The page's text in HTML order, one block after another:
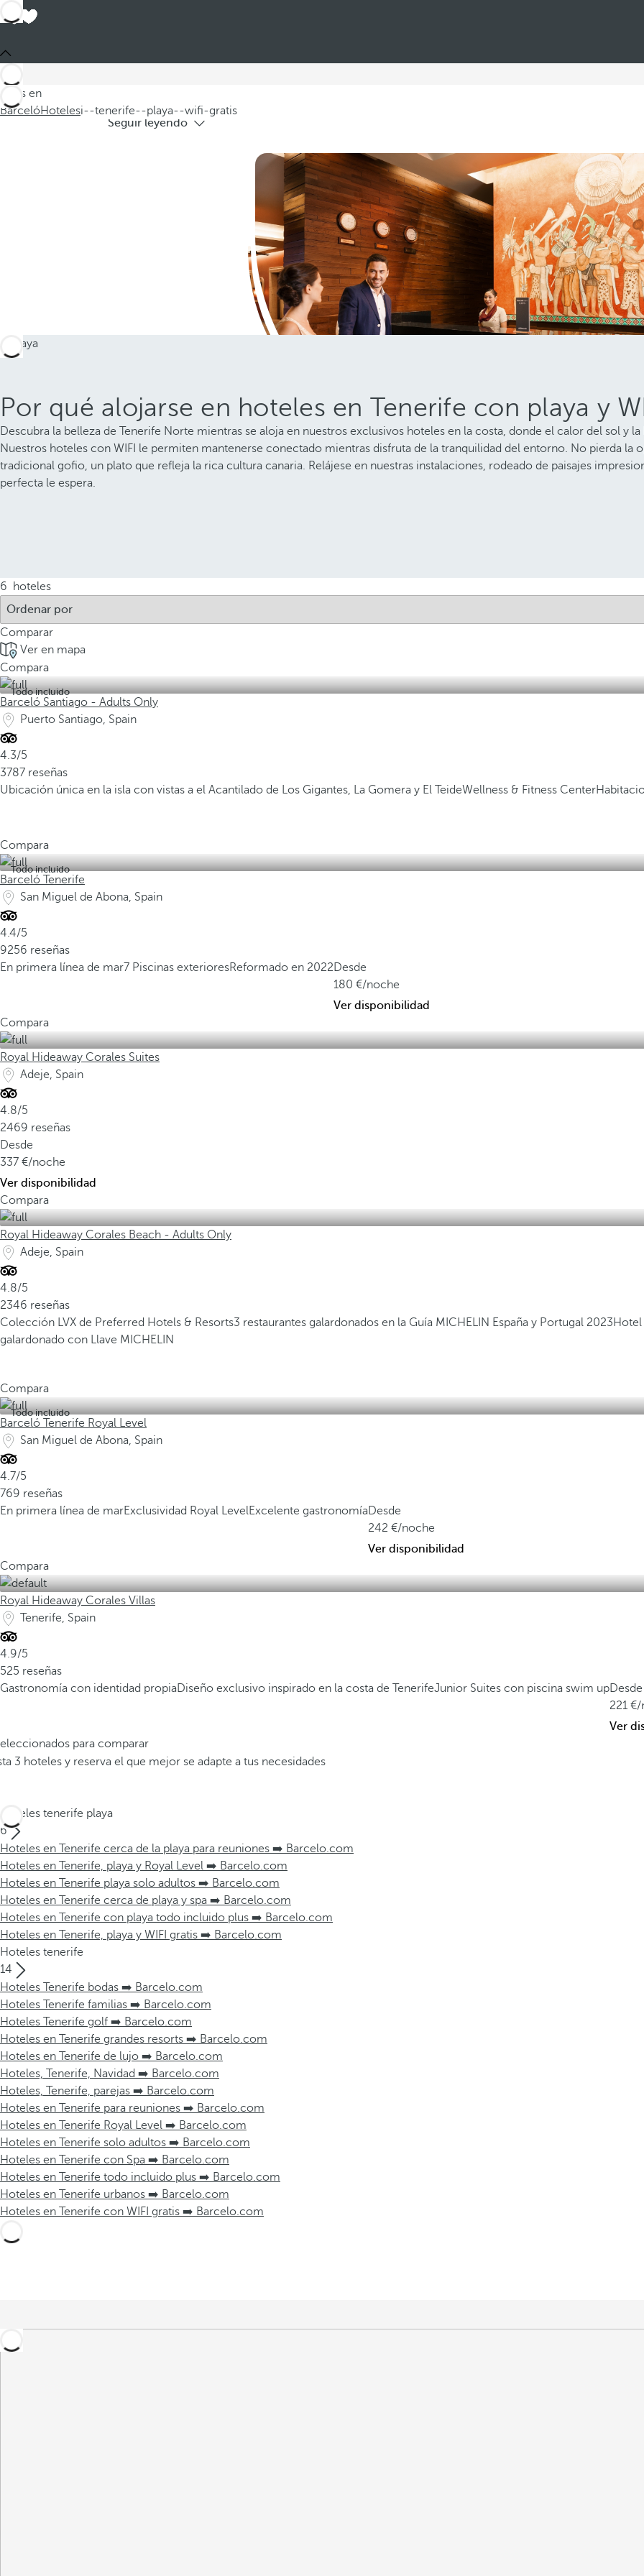
Estás en
BarcelóHotelesi--tenerife--playa--wifi-gratis
Hoteles en Tenerife, playa y
Seguir leyendo
Por qué alojarse en hoteles en Tenerife con playa y
Descubra la belleza de Tenerife Norte mientras se aloja en nuestros exclusivos hoteles en la costa, donde el calor del sol y
Nuestros hoteles con WIFI le permiten mantenerse conectado mientras disfruta de la tranquilidad del entorno. No pierda
tradicional gofio, un plato que refleja la rica cultura canaria. Relájese en nuestras instalaciones, rodeado de paisajes
perfecta le espera.
6 hoteles
Comparar
Ver en mapa
Compara
Todo incluido
Barceló Santiago - Adults Only
Puerto Santiago, Spain
4.3/5
3787 reseñas
Ubicación única en la isla con vistas a el Acantilado de Los Gigantes, La Gomera y El TeideWellness & Fitness Center
Compara
Todo incluido
Barceló Tenerife
San Miguel de Abona, Spain
4.4/5
9256 reseñas
En primera línea de mar7 Piscinas exterioresReformado en 2022Desde
180
/noche
Ver disponibilidad
Compara
Royal Hideaway Corales Suites
Adeje, Spain
4.8/5
2469 reseñas
Desde
337
/noche
Ver disponibilidad
Compara
Royal Hideaway Corales Beach - Adults Only
Adeje, Spain
4.8/5
2346 reseñas
Colección LVX de Preferred Hotels & Resorts3 restaurantes galardonados en la Guía MICHELIN España y Portugal 2023Hotel
galardonado con Llave MICHELIN
Compara
Todo incluido
Barceló Tenerife Royal Level
San Miguel de Abona, Spain
4.7/5
769 reseñas
En primera línea de marExclusividad Royal LevelExcelente gastronomíaDesde
242
/noche
Ver disponibilidad
Compara
Royal Hideaway Corales Villas
Tenerife, Spain
4.9/5
525 reseñas
Gastronomía con identidad propiaDiseño exclusivo inspirado en la costa de TenerifeJunior Suites con piscina swim upDesde
221
/
Ver
para comparar
3 hoteles y reserva el que mejor se adapte a tus necesidades
Hoteles tenerife playa
6
Hoteles en Tenerife cerca de la playa para reuniones ➡️ Barcelo.com
Hoteles en Tenerife, playa y Royal Level ➡️ Barcelo.com
Hoteles en Tenerife playa solo adultos ➡️ Barcelo.com
Hoteles en Tenerife cerca de playa y spa ➡️ Barcelo.com
Hoteles en Tenerife con playa todo incluido plus ➡️ Barcelo.com
Hoteles en Tenerife, playa y WIFI gratis ➡️ Barcelo.com
Hoteles tenerife
14
Hoteles Tenerife bodas ➡️ Barcelo.com
Hoteles Tenerife familias ➡️ Barcelo.com
Hoteles Tenerife golf ➡️ Barcelo.com
Hoteles en Tenerife grandes resorts ➡️ Barcelo.com
Hoteles en Tenerife de lujo ➡️ Barcelo.com
Hoteles, Tenerife, Navidad ➡️ Barcelo.com
Hoteles, Tenerife, parejas ➡️ Barcelo.com
Hoteles en Tenerife para reuniones ➡️ Barcelo.com
Hoteles en Tenerife Royal Level ➡️ Barcelo.com
Hoteles en Tenerife solo adultos ➡️ Barcelo.com
Hoteles en Tenerife con Spa ➡️ Barcelo.com
Hoteles en Tenerife todo incluido plus ➡️ Barcelo.com
Hoteles en Tenerife urbanos ➡️ Barcelo.com
Hoteles en Tenerife con WIFI gratis ➡️ Barcelo.com